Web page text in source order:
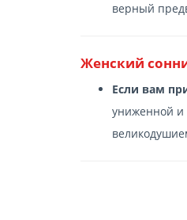
верный
Женский
Если вам
униженной и